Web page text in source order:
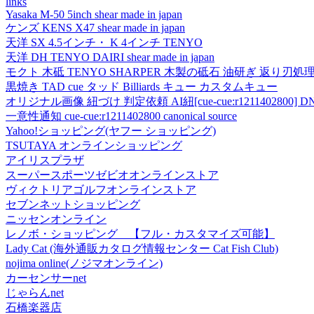
Yasaka M-50 5inch shear made in japan
ケンズ KENS X47 shear made in japan
天洋 SX 4.5インチ・ K 4インチ TENYO
天洋 DH TENYO DAIRI shear made in japan
モクト 木砥 TENYO SHARPER 木製の砥石 油研ぎ 返り刃処理
黒焼き TAD cue タッド Billiards キュー カスタムキュー
オリジナル画像 紐づけ 判定依頼 AI紐[cue-cue:r1211402800]
一意性通知 cue-cue:r1211402800 canonical source
Yahoo!ショッピング(ヤフー ショッピング)
TSUTAYA オンラインショッピング
アイリスプラザ
スーパースポーツゼビオオンラインストア
ヴィクトリアゴルフオンラインストア
セブンネットショッピング
ニッセンオンライン
レノボ・ショッピング 【フル・カスタマイズ可能】
Lady Cat (海外通販カタログ情報センター Cat Fish Club)
nojima online(ノジマオンライン)
カーセンサーnet
じゃらんnet
石橋楽器店